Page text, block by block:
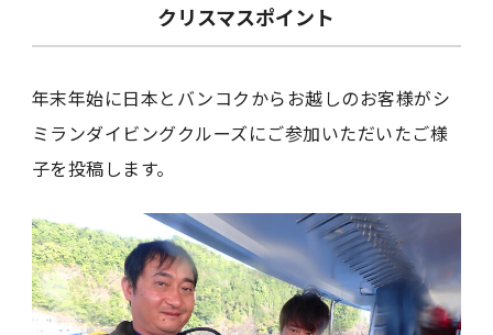
クリスマスポイント
年末年始に日本とバンコクからお越しのお客様がシ
ミランダイビングクルーズにご参加いただいたご様
子を投稿します。